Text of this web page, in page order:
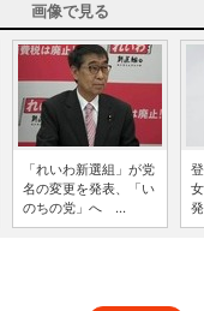
画像で見る
「れいわ新選組」が党
名の変更を発表、「い
のちの党」へ ...